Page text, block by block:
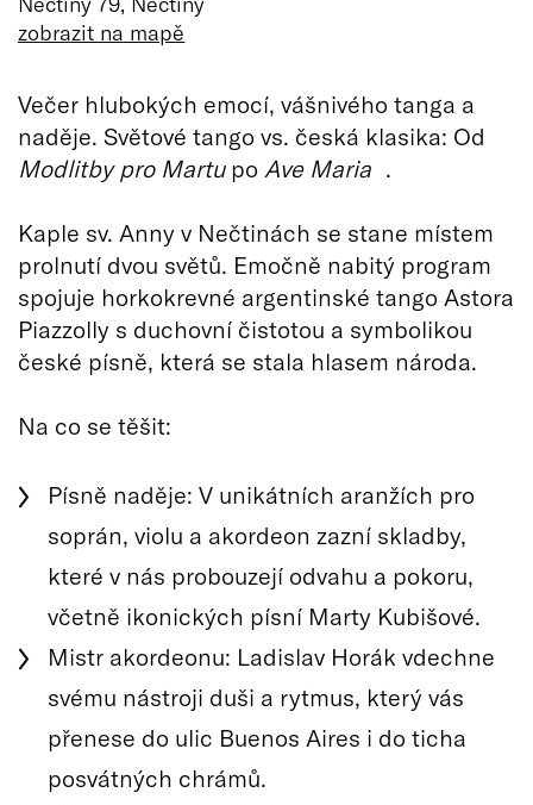
zobrazit na mapě
Večer hlubokých emocí, vášnivého tanga a
naděje. Světové tango vs. česká klasika: Od
Modlitby pro Martupo Ave Maria .
Kaple sv. Anny v Nečtinách se stane místem
prolnutí dvou světů. Emočně nabitý program
spojuje horkokrevné argentinské tango Astora
Piazzolly s duchovní čistotou a symbolikou
české písně, která se stala hlasem národa.
Na co se těšit:
Písně naděje: V unikátních aranžích pro
soprán, violu a akordeon zazní skladby,
které v nás probouzejí odvahu a pokoru,
včetně ikonických písní Marty Kubišové.
Mistr akordeonu: Ladislav Horák vdechne
svému nástroji duši a rytmus, který vás
přenese do ulic Buenos Aires i do ticha
posvátných chrámů.